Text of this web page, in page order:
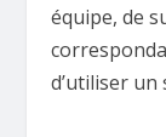
équipe, de
d’utiliser un